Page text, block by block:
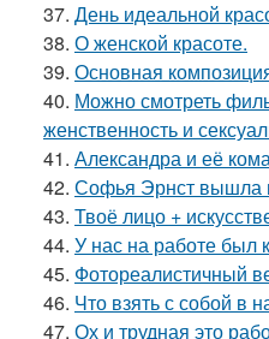
37. День идеальной
38. О женской красоте.
39. Основная
40. Можно смотреть
женственность и
41. Александра и её
42. Софья Эрнст вышла
43. Твоё лицо +
44. У нас на работе был
45. Фотореалистичный
46. Что взять с собой в
47. Ох и трудная это